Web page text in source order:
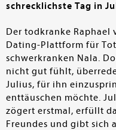
schrecklichste Tag in
Der todkranke Raphael
Dating-Plattform für
schwerkranken Nala.
nicht gut fühlt,
Julius, für ihn
enttäuschen möchte.
zögert erstmal, erfüllt
Freundes und gibt sich